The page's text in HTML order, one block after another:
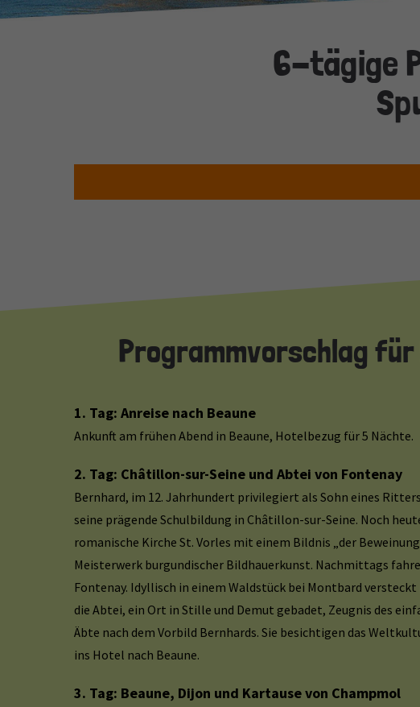
6-tägige
Programmvorschlag für
1. Tag: Anreise nach Beaune
Ankunft am frühen Abend in Beaune, Hotelbezug für 5 Nächte.
2. Tag: Châtillon-sur-Seine und Abtei von Fontenay
Bernhard, im 12. Jahrhundert privilegiert als Sohn eines
seine prägende Schulbildung in Châtillon-sur-Seine. Noch
romanische Kirche St. Vorles mit einem Bildnis „der
Meisterwerk burgundischer Bildhauerkunst. Nachmittags
Fontenay. Idyllisch in einem Waldstück bei Montbard
die Abtei, ein Ort in Stille und Demut gebadet, Zeugnis des
Äbte nach dem Vorbild Bernhards. Sie besichtigen das
ins Hotel nach Beaune.
3. Tag: Beaune, Dijon und Kartause von Champmol